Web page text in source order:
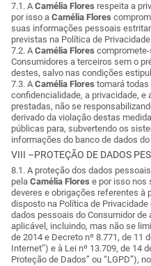
7.1. A Camélia Flores respeita a
por isso a Camélia Flores
suas informações pessoais
previstas na Política de
7.2. A Camélia Flores
Consumidores a terceiros sem o
destes, salvo nas condições
7.3. A Camélia Flores tomará
confidencialidade, a privacidade,
prestadas, não se
derivado da violação destas
públicas para, subvertendo os
informações do banco de dados do
VIII –PROTEÇÃO DE DADOS
8.1. A proteção dos dados
pela Camélia Flores e por isso nos
deveres e obrigações referentes à
disposto na Política de
dados pessoais do Consumidor
aplicável, incluindo, mas não se
de 2014 e Decreto nº 8.771, de 11
Internet”) e à Lei nº 13.709, de 14
Proteção de Dados” ou “LGPD”),